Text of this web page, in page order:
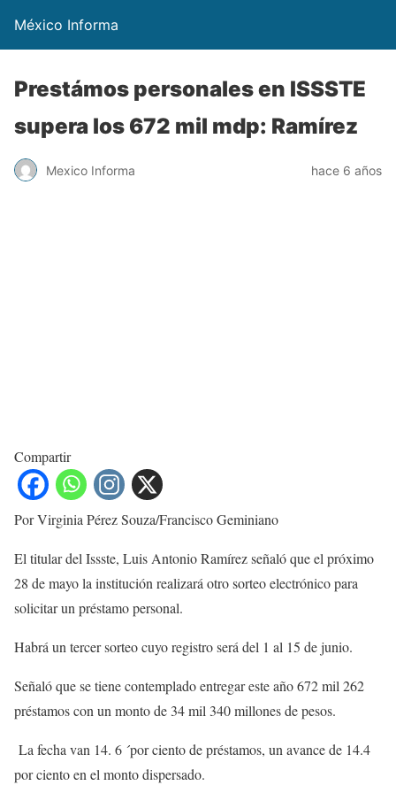
México Informa
Prestámos personales en ISSSTE
supera los 672 mil mdp: Ramírez
Mexico Informa hace 6 años
Compartir
Por Virginia Pérez Souza/Francisco Geminiano
El titular del Issste, Luis Antonio Ramírez señaló que el próximo
28 de mayo la institución realizará otro sorteo electrónico para
solicitar un préstamo personal.
Habrá un tercer sorteo cuyo registro será del 1 al 15 de junio.
Señaló que se tiene contemplado entregar este año 672 mil 262
préstamos con un monto de 34 mil 340 millones de pesos.
La fecha van 14. 6 ´por ciento de préstamos, un avance de 14.4
por ciento en el monto dispersado.